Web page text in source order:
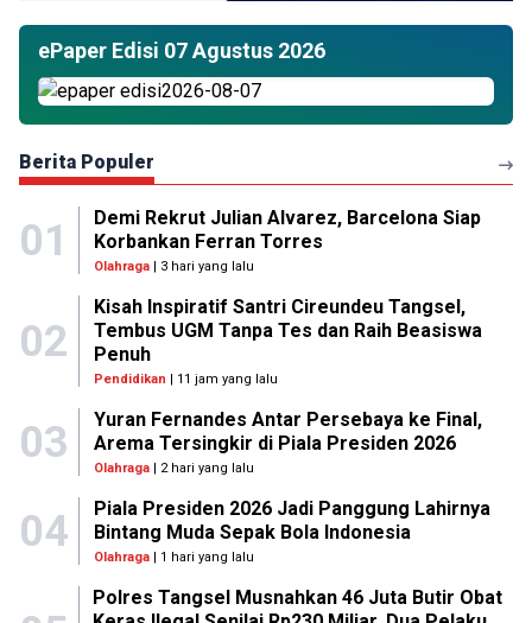
ePaper Edisi 07 Agustus 2026
Berita Populer
01
Demi Rekrut Julian Alvarez, Barcelona Siap
Korbankan Ferran Torres
Olahraga| 3 hari yang lalu
02
Kisah Inspiratif Santri Cireundeu Tangsel,
Tembus UGM Tanpa Tes dan Raih Beasiswa
Penuh
Pendidikan | 11 jam yang lalu
03
Yuran Fernandes Antar Persebaya ke Final,
Arema Tersingkir di Piala Presiden 2026
Olahraga| 2 hari yang lalu
04
Piala Presiden 2026 Jadi Panggung Lahirnya
Bintang Muda Sepak Bola Indonesia
Olahraga| 1 hari yang lalu
Polres Tangsel Musnahkan 46 Juta Butir Obat